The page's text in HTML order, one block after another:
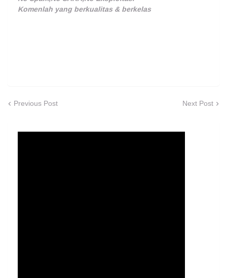
Komenlah yang berkualitas & berkelas
Previous Post Next Post